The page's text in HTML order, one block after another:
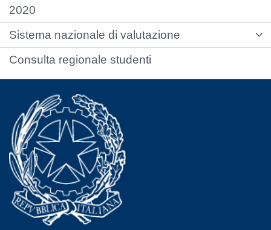
2020
Sistema nazionale di valutazione
Consulta regionale studenti